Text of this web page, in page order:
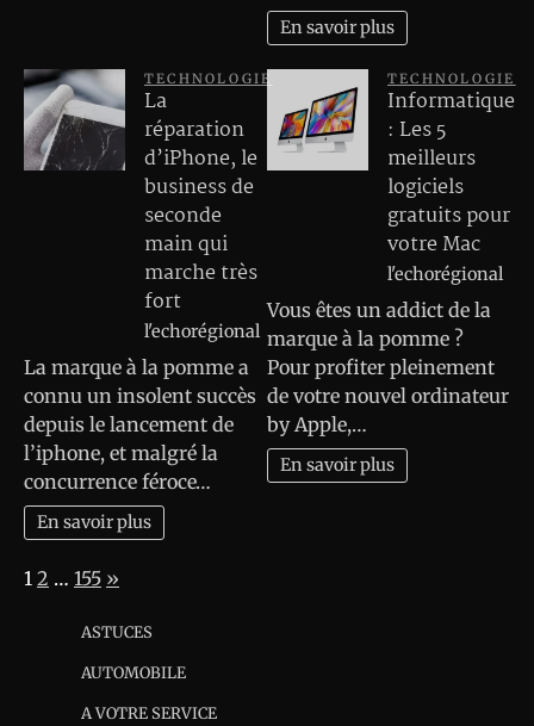
En savoir plus
TECHNOLOGIE
La
réparation
d’iPhone, le
business de
seconde
main qui
marche très
fort
l'echorégional
La marque à la pomme a
connu un insolent succès
depuis le lancement de
l’iphone, et malgré la
concurrence féroce…
En savoir plus
TECHNOLOGIE
Informatique
: Les 5
meilleurs
logiciels
gratuits pour
votre Mac
l'echorégional
Vous êtes un addict de la
marque à la pomme ?
Pour profiter pleinement
de votre nouvel ordinateur
by Apple,…
En savoir plus
Page:
1 2 … 155 Next
»
ASTUCES
AUTOMOBILE
A VOTRE SERVICE